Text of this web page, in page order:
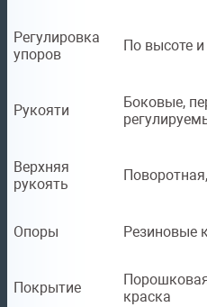
Регулировка
упоров
По высоте
Рукояти
Боковые,
Верхняя
рукоять
Опоры Резиновые
Покрытие
краска